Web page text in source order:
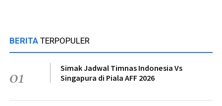
BERITA TERPOPULER
01
Simak Jadwal Timnas Indonesia Vs
Singapura di Piala AFF 2026